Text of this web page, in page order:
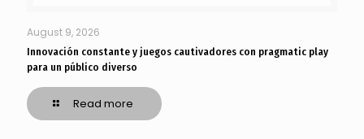
August 9, 2026
Innovación constante y juegos cautivadores con pragmatic play
para un público diverso
Read more